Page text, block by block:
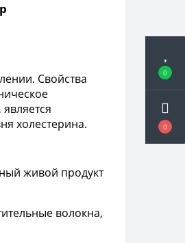
0
0
Свойства
холестерина.
живой продукт
волокна,